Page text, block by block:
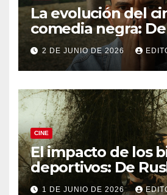
La evolución del
comedia negra:
Knives Out
2 DE JUNIO DE 2026
CINE
El impacto de los
deportivos: De
Ferrari
1 DE JUNIO DE 2026